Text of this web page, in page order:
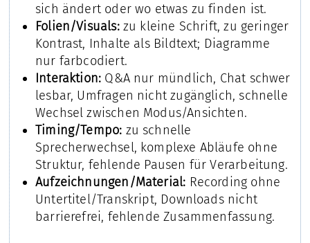
sich ändert oder wo etwas zu finden ist.
Folien/Visuals:zu kleine Schrift, zu geringer
Kontrast, Inhalte als Bildtext; Diagramme
nur farbcodiert.
Interaktion: Q&A nur mündlich, Chat schwer
lesbar, Umfragen nicht zugänglich, schnelle
Wechsel zwischen Modus/Ansichten.
Timing/Tempo: zu schnelle
Sprecherwechsel, komplexe Abläufe ohne
Struktur, fehlende Pausen für Verarbeitung.
Aufzeichnungen/Material: Recording ohne
Untertitel/Transkript, Downloads nicht
barrierefrei, fehlende Zusammenfassung.